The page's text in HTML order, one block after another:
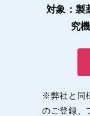
対象：製
究
※弊社と同
のご登録、